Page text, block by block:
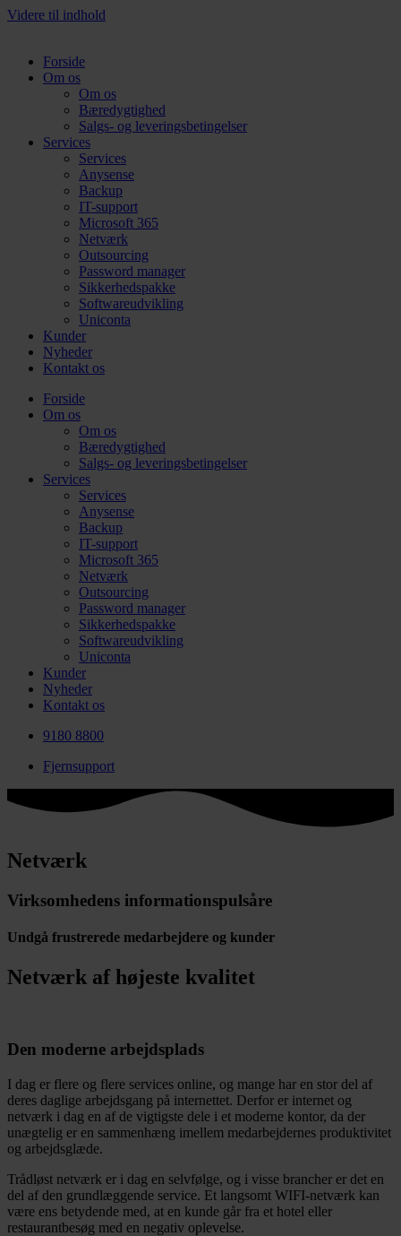
Videre til indhold
Forside
Om os
Om os
Bæredygtighed
Salgs- og leveringsbetingelser
Services
Services
Anysense
Backup
IT-support
Microsoft 365
Netværk
Outsourcing
Password manager
Sikkerhedspakke
Softwareudvikling
Uniconta
Kunder
Nyheder
Kontakt os
Forside
Om os
Om os
Bæredygtighed
Salgs- og leveringsbetingelser
Services
Services
Anysense
Backup
IT-support
Microsoft 365
Netværk
Outsourcing
Password manager
Sikkerhedspakke
Softwareudvikling
Uniconta
Kunder
Nyheder
Kontakt os
9180 8800
Fjernsupport
Netværk
Virksomhedens informationspulsåre
Undgå frustrerede medarbejdere og kunder
Netværk af højeste kvalitet
Den moderne arbejdsplads
I dag er flere og flere services online, og mange har en stor del af
deres daglige arbejdsgang på internettet. Derfor er internet og
netværk i dag en af de vigtigste dele i et moderne kontor, da der
unægtelig er en sammenhæng imellem medarbejdernes produktivitet
og arbejdsglæde.
Trådløst netværk er i dag en selvfølge, og i visse brancher er det en
del af den grundlæggende service. Et langsomt WIFI-netværk kan
være ens betydende med, at en kunde går fra et hotel eller
restaurantbesøg med en negativ oplevelse.